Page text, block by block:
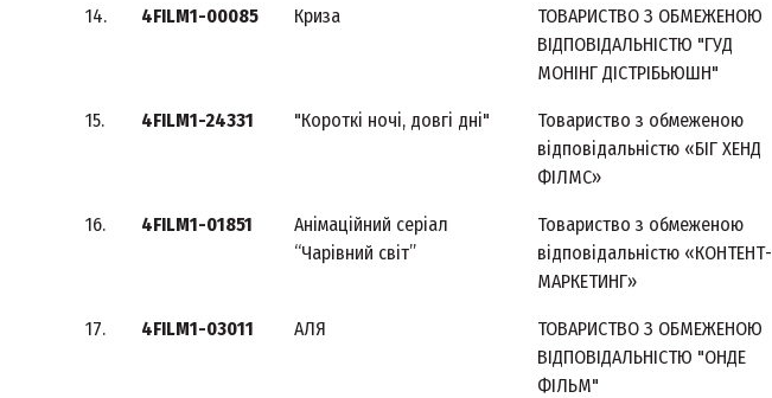
14. 4FILM1-00085 Криза
ТОВАРИСТВО З ОБМЕЖЕНОЮ
ВІДПОВІДАЛЬНІСТЮ "ГУД
МОНІНГ ДІСТРІБЬЮШН"
15. 4FILM1-24331 "Короткі ночі, довгі дні"
Товариство з обмеженою
відповідальністю «БІГ ХЕНД
ФІЛМС»
16. 4FILM1-01851
Анімаційний серіал
“Чарівний світ”
Товариство з обмеженою
відповідальністю «КОНТЕНТ-
МАРКЕТИНГ»
17. 4FILM1-03011 АЛЯ
ТОВАРИСТВО З ОБМЕЖЕНОЮ
ВІДПОВІДАЛЬНІСТЮ "ОНДЕ
ФІЛЬМ"